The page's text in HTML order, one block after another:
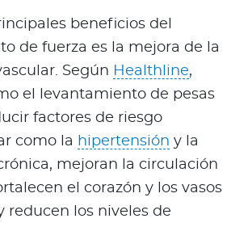
beneficios del
de fuerza es la mejora de la
Según Healthline,
el levantamiento de pesas
factores de riesgo
como la hipertensión y la
mejoran la circulación
el corazón y los vasos
reducen los niveles de